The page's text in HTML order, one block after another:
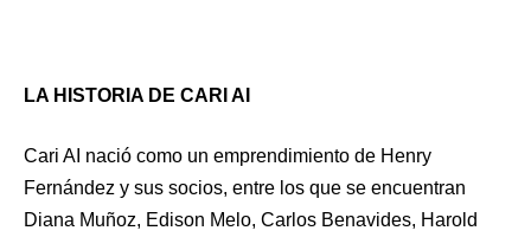
LA HISTORIA DE CARI AI
Cari AI nació como un emprendimiento de Henry
Fernández y sus socios, entre los que se encuentran
Diana Muñoz, Edison Melo, Carlos Benavides, Harold